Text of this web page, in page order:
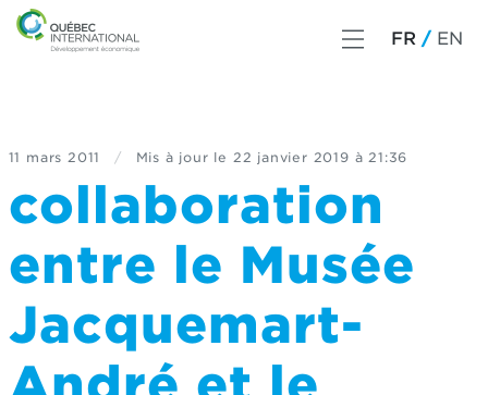
FR EN
11 mars 2011 / Mis à jour le 22 janvier 2019 à 21:36
collaboration
entre le Musée
Jacquemart-